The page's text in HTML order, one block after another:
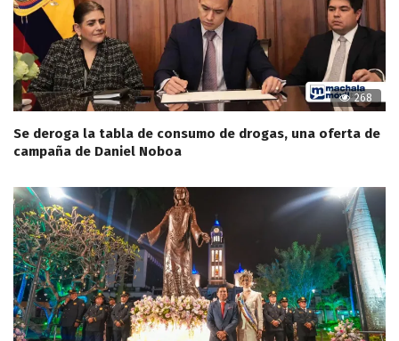
268
Se deroga la tabla de consumo de drogas, una oferta de
campaña de Daniel Noboa